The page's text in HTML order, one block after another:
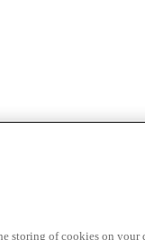
of cookies on your